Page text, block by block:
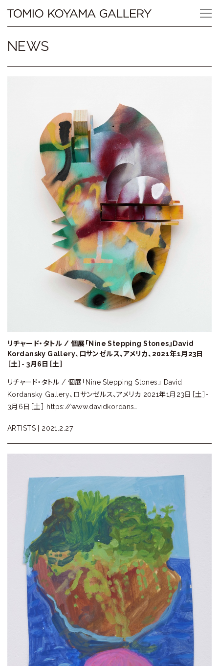
content
Tomio
Koyama
NEWS
リチャード・タトル / 個展「Nine Stepping Stones」David
Kordansky Gallery、ロサンゼルス、アメリカ、2021年1月23日
［土］- 3月6日［土］
リチャード・タトル / 個展「Nine Stepping Stones」 David
Kordansky Gallery、ロサンゼルス、アメリカ 2021年1月23日［土］-
3月6日［土］ https://www.davidkordans…
ARTISTS | 2021.2.27